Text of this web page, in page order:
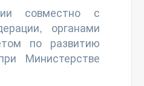
совместно с
органами
по развитию
Министерстве